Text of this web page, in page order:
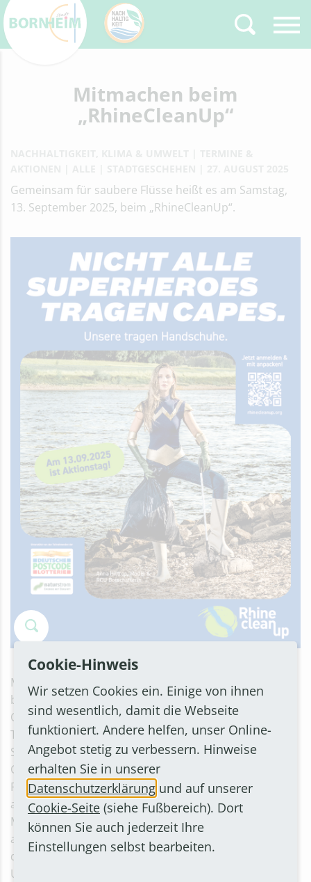
Type 2 or more
characters for results.
Mitmachen beim
„RhineCleanUp“
Gemeinsam für saubere Flüsse heißt es am Samstag,
13. September 2025, beim „RhineCleanUp“.
Man kann sich an einem CleanUp anmelden, der
bereits von jemand organisiert wird. Dieser
Organisator besorgt Handschuhe, Müllsäcke und gibt
Teilnehmenden eine kurze Einweisung über die
Sammelroute. Alternativ kann man auch selbst einen
CleanUp organisieren. Man bestimmt Treffpunkt und
Route dann selbst, verteilt Handschuhe und Säcke an
alle Helfer*innen und klärt mit dem lokalen
Müllentsorger, dass der Müll nach der Sammelaktion
auch entsorgt wird. RhineCleanUp setzt sich dafür ein,
dass der Müll an den Flüssen nicht ausufert, die
Umwelt geschützt wird und die Flüsse und Weltmeere
Cookie-Hinweis
Wir setzen Cookies ein. Einige von ihnen
sind wesentlich, damit die Webseite
funktioniert. Andere helfen, unser Online-
Angebot stetig zu verbessern. Hinweise
erhalten Sie in unserer
Datenschutzerklärung und auf unserer
Cookie-Seite (siehe Fußbereich). Dort
können Sie auch jederzeit Ihre
Einstellungen selbst bearbeiten.